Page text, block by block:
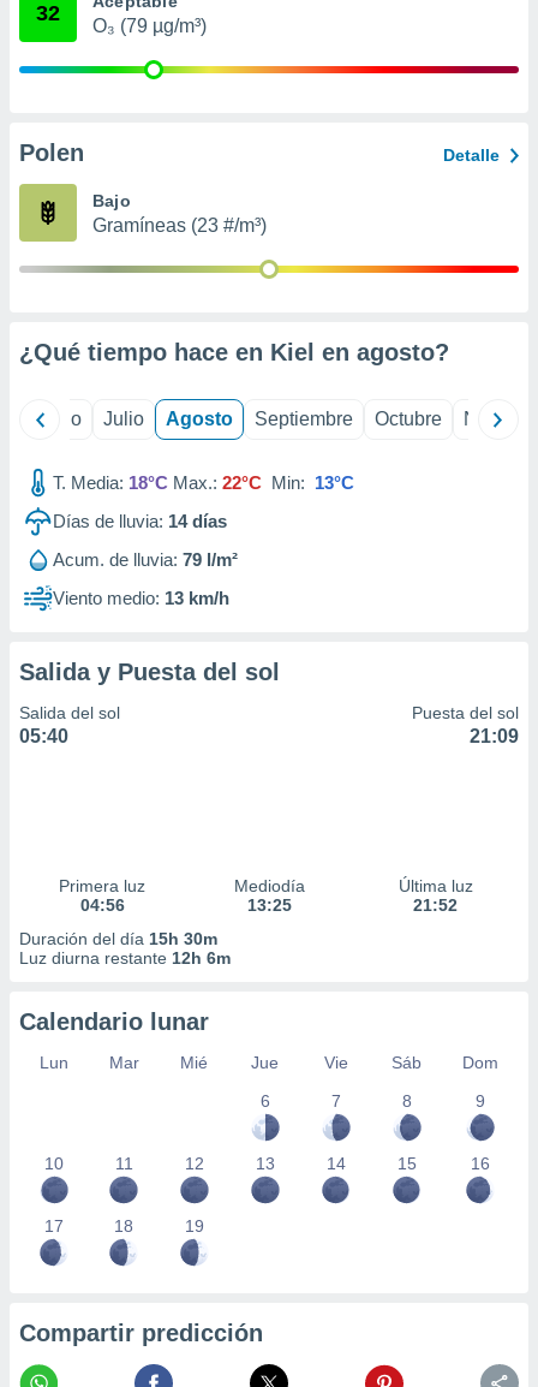
publicidad
de
1199
32
O₃ (79 µg/m³)
Polen Detalle
Bajo
Gramíneas (23 #/m³)
¿Qué tiempo hace en Kiel en agosto?
Junio Julio Agosto Septiembre Octubre
T. Media: 18°C Max.: 22°C Min: 13°C
Días de lluvia: 14días
Acum. de lluvia: 79 l/m²
Viento medio: 13 km/h
Salida y Puesta del sol
Salida del sol
05:40
Puesta del sol
21:09
Primera luz
04:56
Mediodía
13:25
Última luz
21:52
Duración del día 15h 30m
Luz diurna restante 12h 6m
Calendario lunar
Lun Mar Mié Jue Vie Sáb
Dom
6
7 8 9
10 11 12 13 14 15 16
17 18 19
Compartir predicción